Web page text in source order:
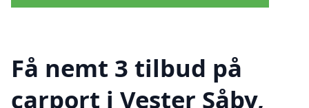
Få nemt 3 tilbud på
carport i Vester Såby,